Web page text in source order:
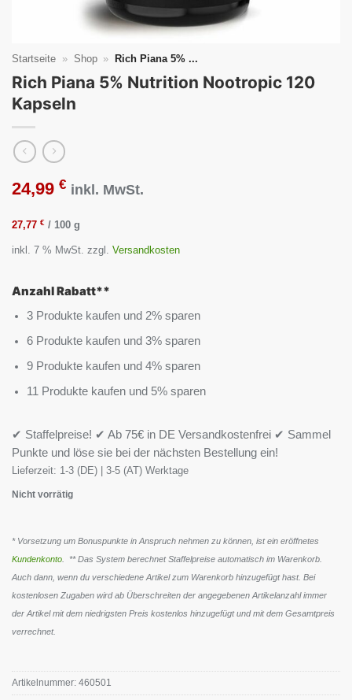
Startseite » Shop » Rich Piana 5% ...
Rich Piana 5% Nutrition Nootropic 120
Kapseln
24,99 € inkl. MwSt.
27,77 € / 100 g
inkl. 7 % MwSt. zzgl. Versandkosten
Anzahl Rabatt**
3 Produkte kaufen und 2% sparen
6 Produkte kaufen und 3% sparen
9 Produkte kaufen und 4% sparen
11 Produkte kaufen und 5% sparen
✔ Staffelpreise! ✔ Ab 75€ in DE Versandkostenfrei ✔ Sammel
Punkte und löse sie bei der nächsten Bestellung ein!
Lieferzeit: 1-3 (DE) | 3-5 (AT) Werktage
Nicht vorrätig
* Vorsetzung um Bonuspunkte in Anspruch nehmen zu können, ist ein eröffnetes
Kundenkonto . ** Das System berechnet Staffelpreise automatisch im Warenkorb.
Auch dann, wenn du verschiedene Artikel zum Warenkorb hinzugefügt hast. Bei
kostenlosen Zugaben wird ab Überschreiten der angegebenen Artikelanzahl immer
der Artikel mit dem niedrigsten Preis kostenlos hinzugefügt und mit dem Gesamtpreis
verrechnet.
Artikelnummer: 460501